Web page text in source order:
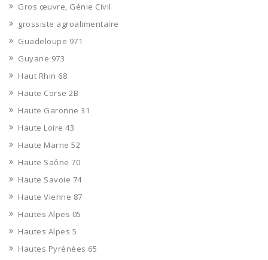
Gros œuvre, Génie Civil
grossiste agroalimentaire
Guadeloupe 971
Guyane 973
Haut Rhin 68
Haute Corse 2B
Haute Garonne 31
Haute Loire 43
Haute Marne 52
Haute Saône 70
Haute Savoie 74
Haute Vienne 87
Hautes Alpes 05
Hautes Alpes 5
Hautes Pyrénées 65